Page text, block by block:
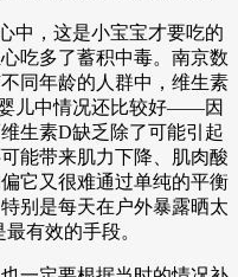
中，这是小宝宝才要吃的
吃多了蓄积中毒。南京数
同年龄的人群中，维生素
儿中情况还比较好——因
生素D缺乏除了可能引起
能带来肌力下降、肌肉酸
它又很难通过单纯的平衡
别是每天在户外暴露晒太
有效的手段。